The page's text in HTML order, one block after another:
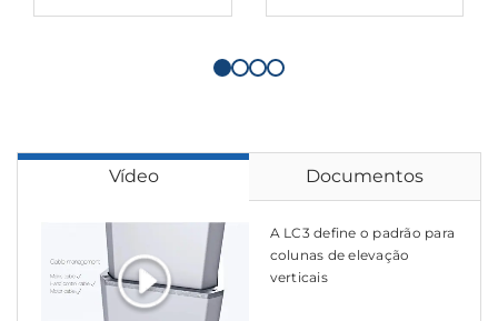
Vídeo Documentos
A LC3 define o padrão para
colunas de elevação
verticais